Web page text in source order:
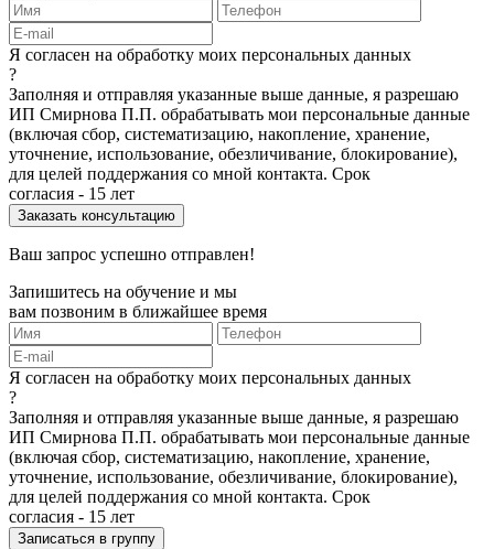
Я согласен на обработку моих персональных данных
?
Заполняя и отправляя указанные выше данные, я разрешаю
ИП Смирнова П.П. обрабатывать мои персональные данные
(включая сбор, систематизацию, накопление, хранение,
уточнение, использование, обезличивание, блокирование),
для целей поддержания со мной контакта. Срок
согласия - 15 лет
Ваш запрос успешно отправлен!
Запишитесь на обучение и мы
вам позвоним в ближайшее время
Я согласен на обработку моих персональных данных
?
Заполняя и отправляя указанные выше данные, я разрешаю
ИП Смирнова П.П. обрабатывать мои персональные данные
(включая сбор, систематизацию, накопление, хранение,
уточнение, использование, обезличивание, блокирование),
для целей поддержания со мной контакта. Срок
согласия - 15 лет